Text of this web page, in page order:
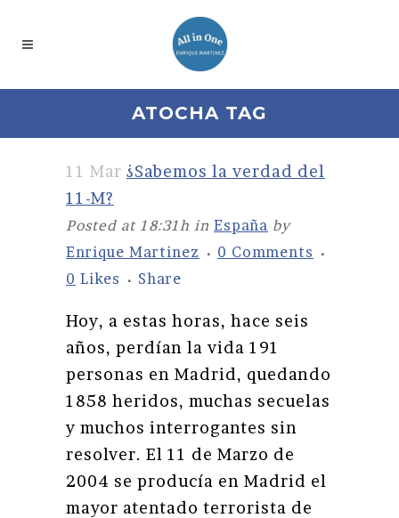
ATOCHA TAG
11 Mar ¿Sabemos la verdad del
11-M?
Posted at 18:31h in España by
Enrique Martinez
0 Comments
0 Likes Share
Hoy, a estas horas, hace seis
años, perdían la vida 191
personas en Madrid, quedando
1858 heridos, muchas secuelas
y muchos interrogantes sin
resolver. El 11 de Marzo de
2004 se producía en Madrid el
mayor atentado terrorista de